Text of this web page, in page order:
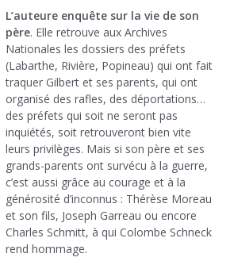
L’auteure enquête sur la vie de son
père. Elle retrouve aux Archives
Nationales les dossiers des préfets
(Labarthe, Rivière, Popineau) qui ont fait
traquer Gilbert et ses parents, qui ont
organisé des rafles, des déportations…
des préfets qui soit ne seront pas
inquiétés, soit retrouveront bien vite
leurs privilèges. Mais si son père et ses
grands-parents ont survécu à la guerre,
c’est aussi grâce au courage et à la
générosité d’inconnus : Thérèse Moreau
et son fils, Joseph Garreau ou encore
Charles Schmitt, à qui Colombe Schneck
rend hommage.